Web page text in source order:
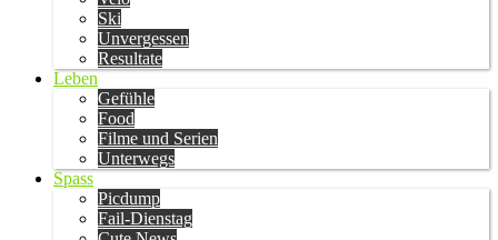
Ski
Unvergessen
Resultate
Leben
Gefühle
Food
Filme und Serien
Unterwegs
Spass
Picdump
Fail-Dienstag